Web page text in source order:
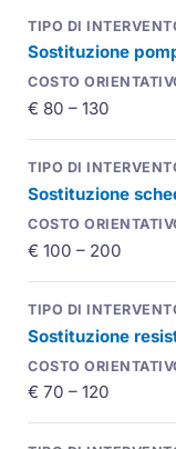
Sostituzione
€ 80 – 130
Sostituzione
€ 100 – 200
Sostituzione
€ 70 – 120